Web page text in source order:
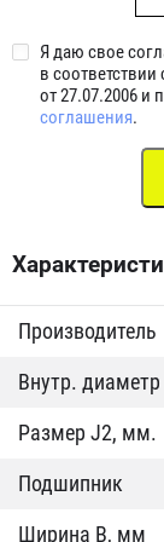
Я даю свое
в
от 27.07.2006 и
соглашения.
Производитель
Внутр.
Размер J2, мм.
Подшипник
Ширина B, мм